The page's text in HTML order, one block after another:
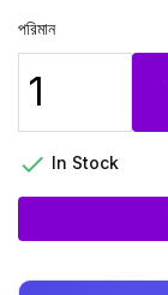
পরিমান
 In Stock